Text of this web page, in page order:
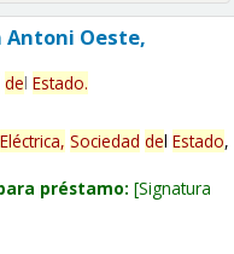
Antoni Oeste,
del Estado.
Eléctrica, Sociedad del Estado,
préstamo: Signatura